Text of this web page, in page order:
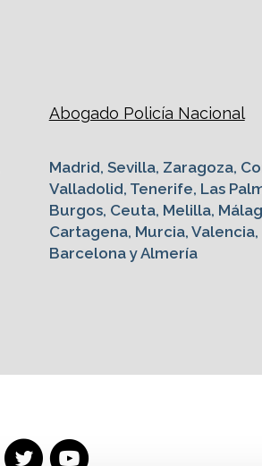
Abogado Policía Nacional
Madrid, Sevilla, Zaragoza,
Valladolid, Tenerife, Las
Burgos, Ceuta, Melilla,
Cartagena, Murcia, Valencia,
Barcelona y Almería